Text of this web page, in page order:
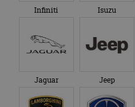
Infiniti Isuzu
Jaguar Jeep